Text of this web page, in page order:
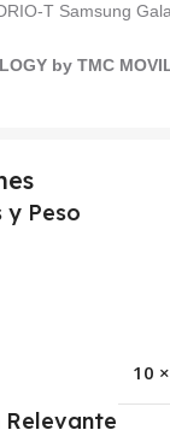
T Samsung
by TMC
y Peso
10